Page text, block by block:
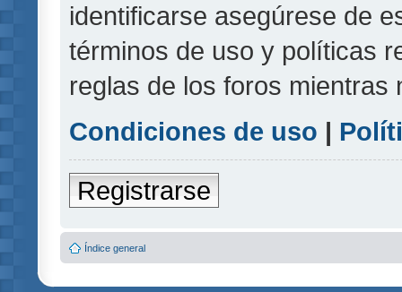
identificarse asegúrese de
términos de uso y políticas
reglas de los foros mientras
Condiciones de uso |
Registrarse
Índice general